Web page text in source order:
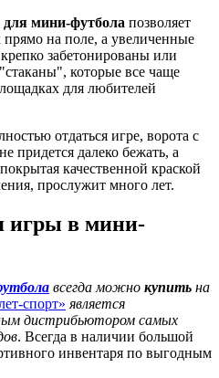
для мини-футбола позволяет
прямо на поле, а увеличенные
забетонированы или
которые все чаще
для любителей
отдаться игре, ворота с
придется далеко бежать, а
качественной краской
прослужит много лет.
игры в мини-
всегда можно купить на
спорт» является
дистрибьютором самых
. Всегда в наличии большой
инвентаря по выгодным